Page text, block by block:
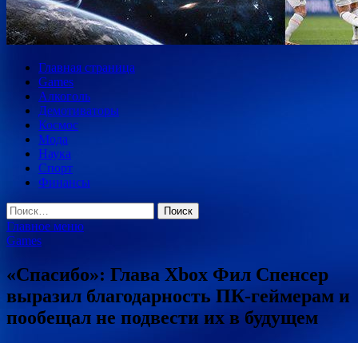
Главная страница
Games
Алкоголь
Демотиваторы
Космос
Мода
Наука
Спорт
Финансы
Найти:
Главное меню
Games
«Спасибо»: Глава Xbox Фил Спенсер
выразил благодарность ПК-геймерам и
пообещал не подвести их в будущем